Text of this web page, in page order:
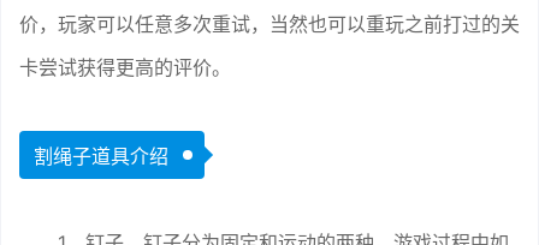
价，玩家可以任意多次重试，当然也可以重玩之前打过的关
卡尝试获得更高的评价。
割绳子道具介绍